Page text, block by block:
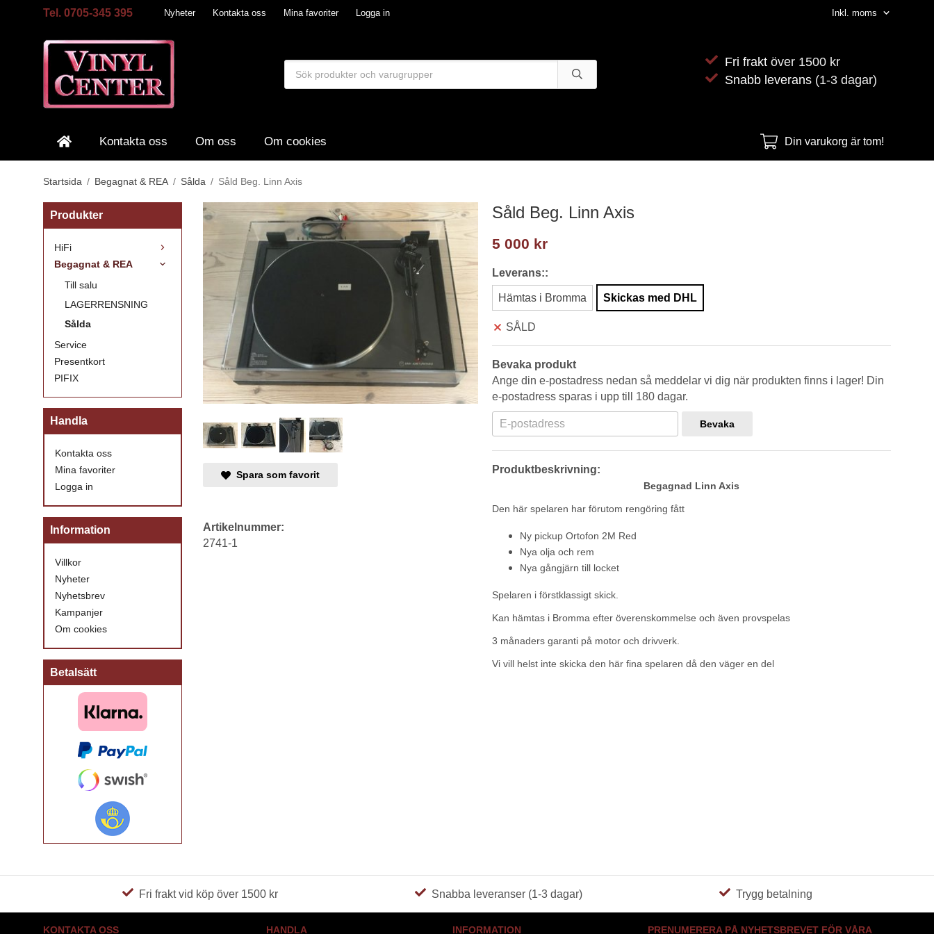
Tel. 0705-345 395 Nyheter Kontakta oss Mina favoriter Logga in
Fri frakt över 1500 kr
Snabb leverans (1-3 dagar)
Kontakta oss Om oss Om cookies Din varukorg är tom!
Startsida / Begagnat & REA / Sålda / Såld Beg. Linn Axis
Produkter
HiFi
Begagnat & REA
Till salu
LAGERRENSNING
Sålda
Service
Presentkort
PIFIX
Handla
Kontakta oss
Mina favoriter
Logga in
Information
Villkor
Nyheter
Nyhetsbrev
Kampanjer
Om cookies
Betalsätt
Såld Beg. Linn Axis
5 000 kr
Leverans::
Hämtas i Bromma Skickas med DHL
SÅLD
Bevaka produkt
Ange din e-postadress nedan så meddelar vi dig när produkten finns i lager! Din
e-postadress sparas i upp till 180 dagar.
Bevaka
Produktbeskrivning:
Begagnad Linn Axis
Den här spelaren har förutom rengöring fått
Ny pickup Ortofon 2M Red
Nya olja och rem
Nya gångjärn till locket
Spelaren i förstklassigt skick.
Kan hämtas i Bromma efter överenskommelse och även provspelas
3 månaders garanti på motor och drivverk.
Vi vill helst inte skicka den här fina spelaren då den väger en del
Spara som favorit
Artikelnummer:
2741-1
Fri frakt vid köp över 1500 kr Snabba leveranser (1-3 dagar) Trygg betalning
KONTAKTA OSS HANDLA INFORMATION PRENUMERERA PÅ NYHETSBREVET FÖR VÅRA